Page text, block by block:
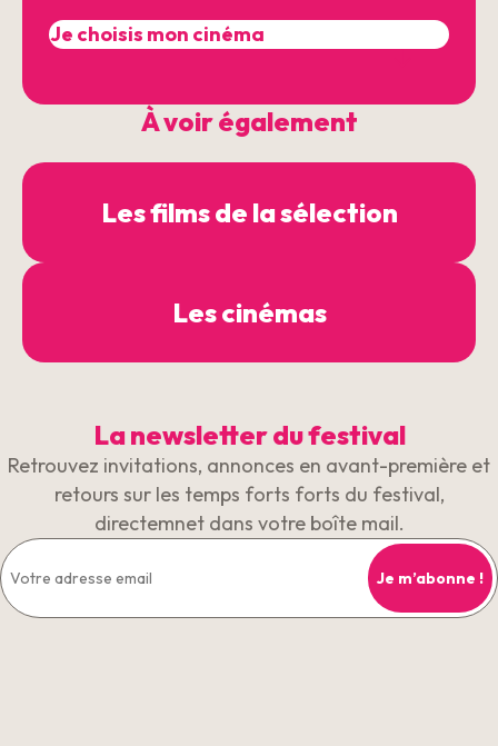
À voir également
Les films de la sélection
Les cinémas
La newsletter du festival
Retrouvez invitations, annonces en avant-première et
retours sur les temps forts forts du festival,
directemnet dans votre boîte mail.